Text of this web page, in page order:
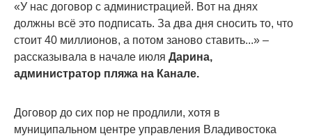
«У нас договор с администрацией. Вот на днях
должны всё это подписать. За два дня сносить то, что
стоит 40 миллионов, а потом заново ставить...» –
рассказывала в начале июля Дарина,
администратор пляжа на Канале.
Договор до сих пор не продлили, хотя в
муниципальном центре управления Владивостока